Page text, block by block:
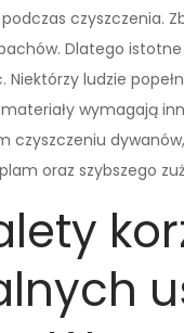
czyszczenia.
Dlatego
Niektórzy ludzie
wymagają
czyszczeniu
oraz szybszego